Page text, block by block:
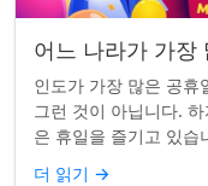
어느 나라가 가장
인도가 가장 많은 공휴
그런 것이 아닙니다.
은 휴일을 즐기고 있습
적 기념일이 혼합된 네
더 읽기 →